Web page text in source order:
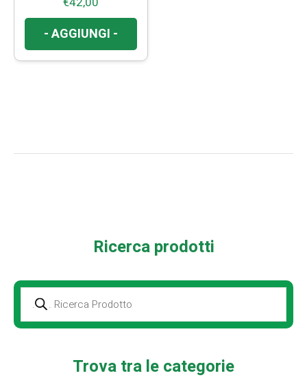
Antinfiammatorio e
per le Articolazioni
- AGGIUNGI -
Ricerca prodotti
Prodotti
della
ricerca
Trova tra le categorie